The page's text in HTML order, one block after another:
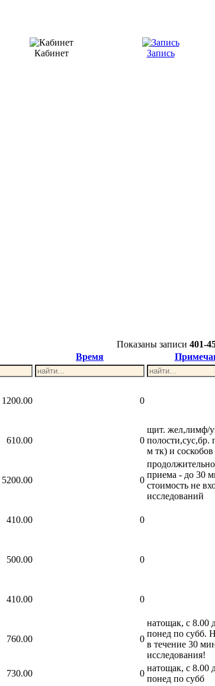
Кабинет Запись
Показаны записи 401-
Время
1200.00 0
610.00 0
щит. жел,лимф/
полости,сус,бр.
м тк) и
5200.00 0
приема - до 30
стоимость не
исследований
410.00 0
500.00 0
410.00 0
760.00 0
натощак, с 8.00
понед по субб.
в течение 30
исследования!
730.00 0
натощак, с 8.00
понед по субб